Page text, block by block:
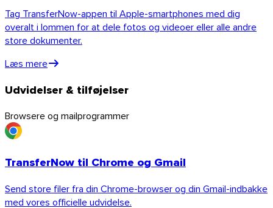
iOS
Tag TransferNow-appen til Apple-smartphones med dig
overalt i lommen for at dele fotos og videoer eller alle andre
store dokumenter.
Læs mere
Udvidelser & tilføjelser
Browsere og mailprogrammer
TransferNow til Chrome og Gmail
Send store filer fra din Chrome-browser og din Gmail-indbakke
med vores officielle udvidelse.